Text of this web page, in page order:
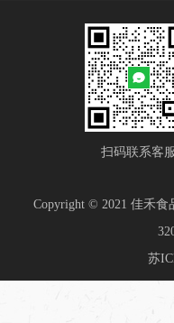
扫码联系客
Copyright © 2021 佳禾食
苏